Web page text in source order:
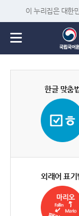
이 누리집은 대한
한글 맞춤
외래어 표기